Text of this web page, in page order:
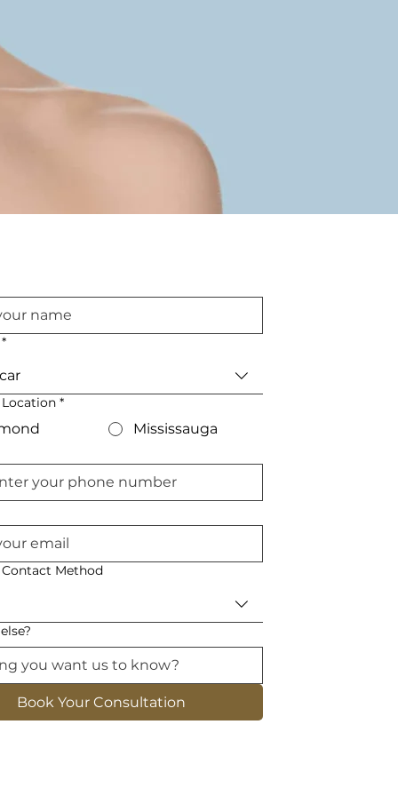
*
*
Mississauga
Method
Book Your Consultation